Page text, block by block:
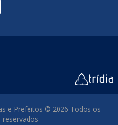
e Prefeitos © 2026 Todos os
reservados